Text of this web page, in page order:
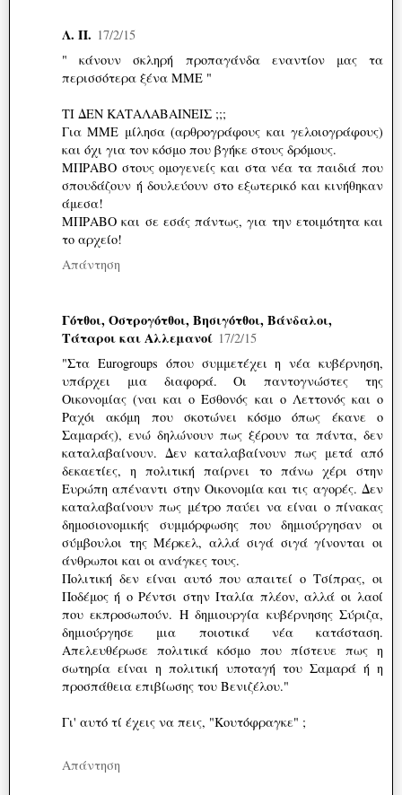
Λ. Π. 17/2/15
" κάνουν σκληρή προπαγάνδα εναντίον μας τα
περισσότερα ξένα ΜΜΕ "
ΤΙ ΔΕΝ ΚΑΤΑΛΑΒΑΙΝΕΙΣ ;;;
Για ΜΜΕ μίλησα (αρθρογράφους και γελοιογράφους)
και όχι για τον κόσμο που βγήκε στους δρόμους.
ΜΠΡΑΒΟ στους ομογενείς και στα νέα τα παιδιά που
σπουδάζουν ή δουλεύουν στο εξωτερικό και κινήθηκαν
άμεσα!
ΜΠΡΑΒΟ και σε εσάς πάντως, για την ετοιμότητα και
το αρχείο!
Απάντηση
Γότθοι, Οστρογότθοι, Βησιγότθοι, Βάνδαλοι,
Τάταροι και Αλλεμανοί 17/2/15
"Στα Eurogroups όπου συμμετέχει η νέα κυβέρνηση,
υπάρχει μια διαφορά. Οι παντογνώστες της
Οικονομίας (ναι και ο Εσθονός και ο Λεττονός και ο
Ραχόι ακόμη που σκοτώνει κόσμο όπως έκανε ο
Σαμαράς), ενώ δηλώνουν πως ξέρουν τα πάντα, δεν
καταλαβαίνουν. Δεν καταλαβαίνουν πως μετά από
δεκαετίες, η πολιτική παίρνει το πάνω χέρι στην
Ευρώπη απέναντι στην Οικονομία και τις αγορές. Δεν
καταλαβαίνουν πως μέτρο παύει να είναι ο πίνακας
δημοσιονομικής συμμόρφωσης που δημιούργησαν οι
σύμβουλοι της Μέρκελ, αλλά σιγά σιγά γίνονται οι
άνθρωποι και οι ανάγκες τους.
Πολιτική δεν είναι αυτό που απαιτεί ο Τσίπρας, οι
Ποδέμος ή ο Ρέντσι στην Ιταλία πλέον, αλλά οι λαοί
που εκπροσωπούν. Η δημιουργία κυβέρνησης Σύριζα,
δημιούργησε μια ποιοτικά νέα κατάσταση.
Απελευθέρωσε πολιτικά κόσμο που πίστευε πως η
σωτηρία είναι η πολιτική υποταγή του Σαμαρά ή η
προσπάθεια επιβίωσης του Βενιζέλου."
Γι' αυτό τί έχεις να πεις, "Κουτόφραγκε" ;
Απάντηση